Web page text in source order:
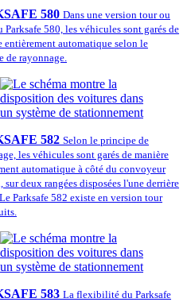
580 Dans une version tour ou
Parksafe 580, les véhicules sont garés de
entièrement automatique selon le
de rayonnage.
582 Selon le principe de
les véhicules sont garés de manière
automatique à côté du convoyeur
sur deux rangées disposées l'une derrière
Parksafe 582 existe en version tour
583 La flexibilité du Parksafe